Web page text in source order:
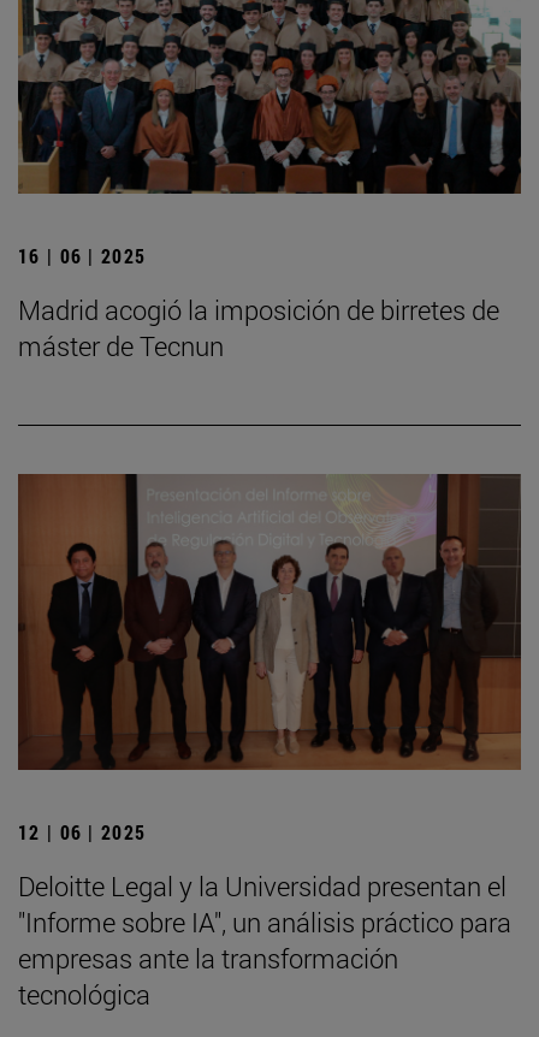
16 | 06 | 2025
Madrid acogió la imposición de birretes de
máster de Tecnun
12 | 06 | 2025
Deloitte Legal y la Universidad presentan el
"Informe sobre IA", un análisis práctico para
empresas ante la transformación
tecnológica